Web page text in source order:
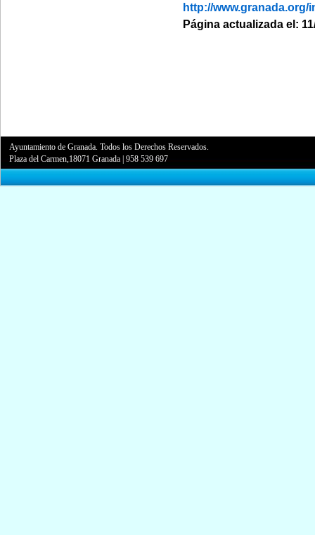
http://www.granada.org/
Página actualizada el:
Ayuntamiento de Granada. Todos los Derechos Reservados.
Plaza del Carmen,18071 Granada |958 539 697